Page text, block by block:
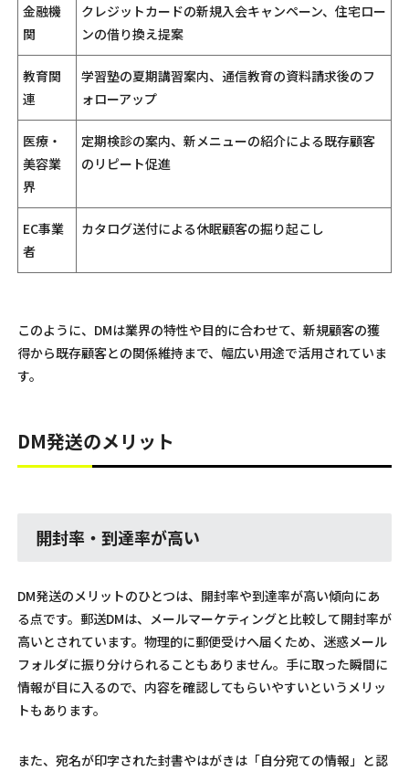
金融機
関
クレジットカードの新規入会キャンペーン、住宅ロー
ンの借り換え提案
教育関
連
学習塾の夏期講習案内、通信教育の資料請求後のフ
ォローアップ
医療・
美容業
界
定期検診の案内、新メニューの紹介による既存顧客
のリピート促進
EC事業
者
カタログ送付による休眠顧客の掘り起こし
このように、DMは業界の特性や目的に合わせて、新規顧客の獲
得から既存顧客との関係維持まで、幅広い用途で活用されていま
す。
DM発送のメリット
開封率・到達率が高い
DM発送のメリットのひとつは、開封率や到達率が高い傾向にあ
る点です。郵送DMは、メールマーケティングと比較して開封率が
高いとされています。物理的に郵便受けへ届くため、迷惑メール
フォルダに振り分けられることもありません。手に取った瞬間に
情報が目に入るので、内容を確認してもらいやすいというメリッ
トもあります。
また、宛名が印字された封書やはがきは「自分宛ての情報」と認